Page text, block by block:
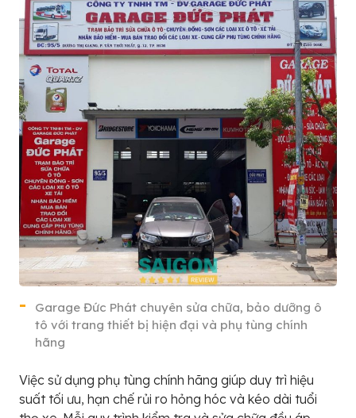
Garage Đức Phát chuyên sửa chữa, bảo dưỡng ô
tô với trang thiết bị hiện đại và phụ tùng chính
hãng
Việc sử dụng phụ tùng chính hãng giúp duy trì hiệu
suất tối ưu, hạn chế rủi ro hỏng hóc và kéo dài tuổi